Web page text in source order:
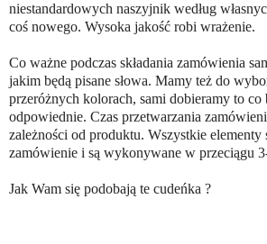
niestandardowych naszyjnik według
coś nowego. Wysoka jakość robi wrażenie.
Co ważne podczas składania zamówienia
jakim będą pisane słowa. Mamy też do
przeróżnych kolorach, sami dobieramy to co
odpowiednie. Czas przetwarzania
zależności od produktu. Wszystkie
zamówienie i są wykonywane w przeciągu
Jak Wam się podobają te cudeńka ?